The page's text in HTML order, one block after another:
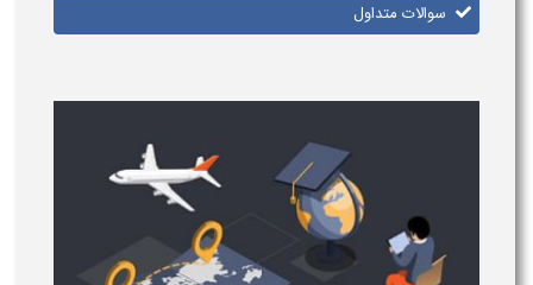
سوالات متداول